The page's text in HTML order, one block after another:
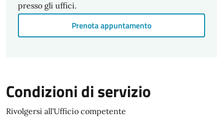
presso gli uffici.
Prenota appuntamento
Condizioni di servizio
Rivolgersi all'Ufficio competente